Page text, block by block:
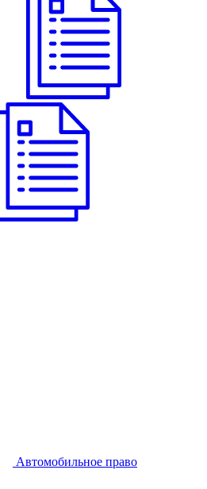
Автомобильное право